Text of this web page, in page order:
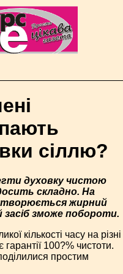
сіллю?
духовку чистою
складно. На
утворюється жирний
засіб зможе побороти.
кількості часу на різні
100?% чистоти.
простим